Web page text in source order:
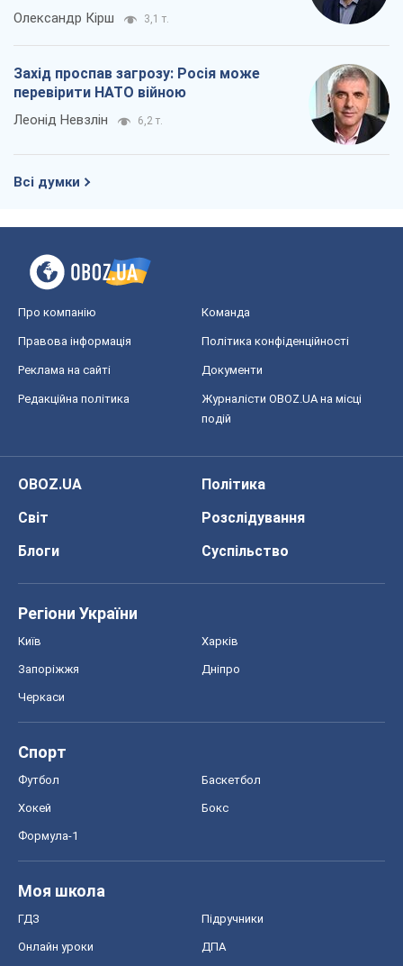
Олександр Кірш 3,1 т.
Захід проспав загрозу: Росія може
перевірити НАТО війною
Леонід Невзлін 6,2 т.
Всі думки
Про компанію Команда
Правова інформація Політика конфіденційності
Реклама на сайті Документи
Редакційна політика
Журналісти OBOZ.UA на місці
подій
OBOZ.UA
Політика
Світ
Розслідування
Блоги
Суспільство
Регіони України
Київ Харків
Запоріжжя Дніпро
Черкаси
Спорт
Футбол Баскетбол
Хокей Бокс
Формула-1
Моя школа
ГДЗ Підручники
Онлайн уроки ДПА